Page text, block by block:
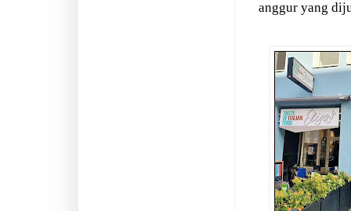
anggur yang